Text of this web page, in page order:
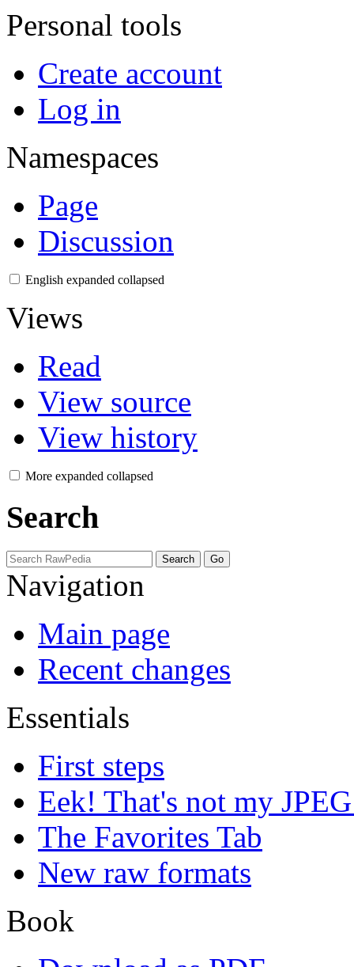
Personal tools
Create account
Log in
Namespaces
Page
Discussion
English expanded collapsed
Views
Read
View source
View history
More expanded collapsed
Search
Navigation
Main page
Recent changes
Essentials
First steps
Eek! That's not my
The Favorites Tab
New raw formats
Book